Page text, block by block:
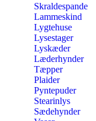
Skraldespande
Lammeskind
Lygtehuse
Lysestager
Lyskæder
Læderhynder
Tæpper
Plaider
Pyntepuder
Stearinlys
Sædehynder